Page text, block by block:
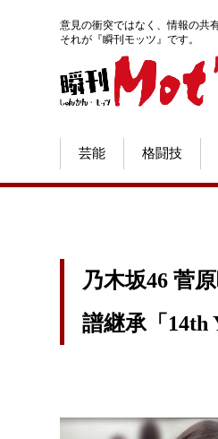
意見の衝突ではなく、情報の共
それが『瞬刊モッツ』です。
芸能 格闘技
乃木坂46 菅
譜継承「